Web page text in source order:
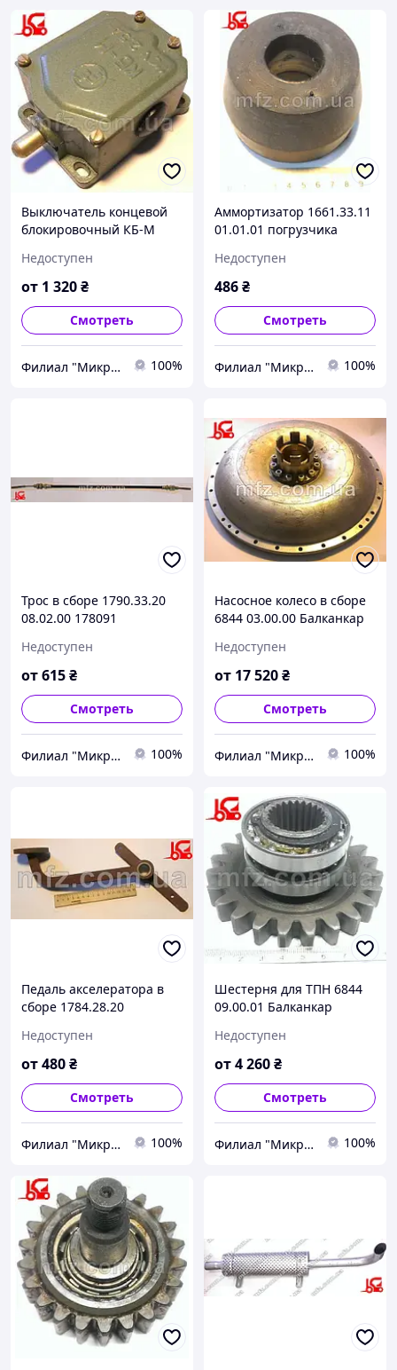
Выключатель концевой
блокировочный КБ-М
101533 Балканкар ЕВ687
Недоступен
от 1 320₴
Смотреть
Филиал "Микро-Ф Запорожье" ООО "Микро-Ф" 100%
Аммортизатор 1661.33.11
01.01.01 погрузчика
ДВ1661
Недоступен
486₴
Смотреть
Филиал "Микро-Ф Запорожье" ООО "Микро-Ф" 100%
Трос в сборе 1790.33.20
08.02.00 178091
Недоступен
от615₴
Смотреть
Филиал "Микро-Ф Запорожье" ООО "Микро-Ф" 100%
Насосное колесо в сборе
6844 03.00.00 Балканкар
Недоступен
от 17 520₴
Смотреть
Филиал "Микро-Ф Запорожье" ООО "Микро-Ф" 100%
Педаль акселератора в
сборе 1784.28.20
01.04.01.00) 339277
Недоступен
от480₴
Смотреть
Филиал "Микро-Ф Запорожье" ООО "Микро-Ф" 100%
Шестерня для ТПН 6844
09.00.01 Балканкар
Недоступен
от4 260₴
Смотреть
Филиал "Микро-Ф Запорожье" ООО "Микро-Ф" 100%